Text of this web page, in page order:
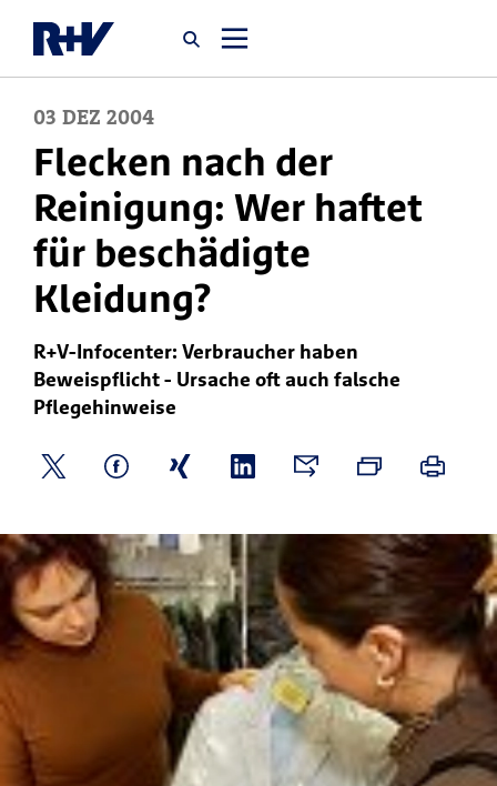
Startseite
Newsroom
Über uns
Jobsuche
03 DEZ 2004
Flecken nach der
Reinigung: Wer haftet
für beschädigte
Kleidung?
R+V-Infocenter: Verbraucher haben
Beweispflicht - Ursache oft auch falsche
Pflegehinweise